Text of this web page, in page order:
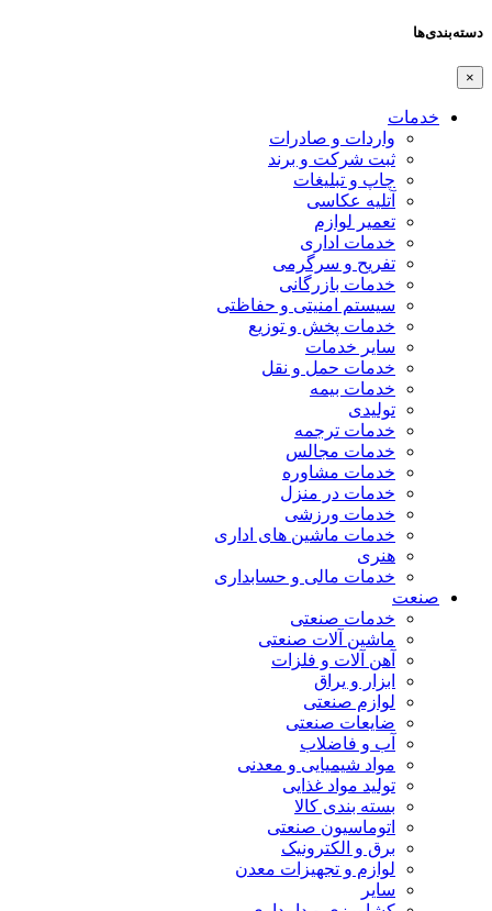
دسته‌بندی‌ها
×
خدمات
واردات و صادرات
ثبت شرکت و برند
چاپ و تبلیغات
آتلیه عکاسی
تعمیر لوازم
خدمات اداری
تفریح و سرگرمی
خدمات بازرگانی
سیستم امنیتی و حفاظتی
خدمات پخش و توزیع
سایر خدمات
خدمات حمل و نقل
خدمات بیمه
تولیدی
خدمات ترجمه
خدمات مجالس
خدمات مشاوره
خدمات در منزل
خدمات ورزشی
خدمات ماشین های اداری
هنری
خدمات مالی و حسابداری
صنعت
خدمات صنعتی
ماشین آلات صنعتی
آهن آلات و فلزات
ابزار و یراق
لوازم صنعتی
ضایعات صنعتی
آب و فاضلاب
مواد شیمیایی و معدنی
تولید مواد غذایی
بسته بندی کالا
اتوماسیون صنعتی
برق و الکترونیک
لوازم و تجهیزات معدن
سایر